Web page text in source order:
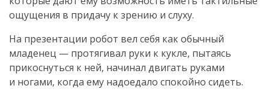
ощущения в придачу к зрению и слуху.
На презентации робот вел себя как обычный
младенец — протягивал руки к кукле, пытаясь
прикоснуться к ней, начинал двигать руками
и ногами, когда ему надоедало спокойно сидеть.